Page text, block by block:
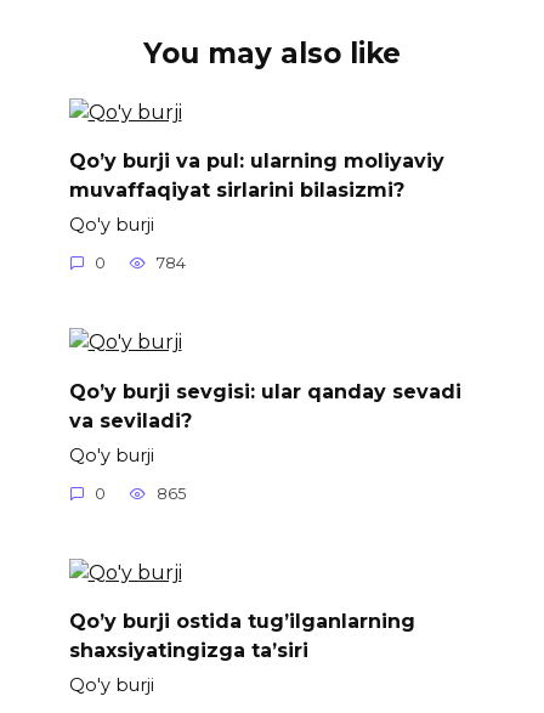
You may also like
Qo’y burji va pul: ularning moliyaviy
muvaffaqiyat sirlarini bilasizmi?
Qo'y burji
0 784
Qo’y burji sevgisi: ular qanday sevadi
va seviladi?
Qo'y burji
0 865
Qo’y burji ostida tug’ilganlarning
shaxsiyatingizga ta’siri
Qo'y burji